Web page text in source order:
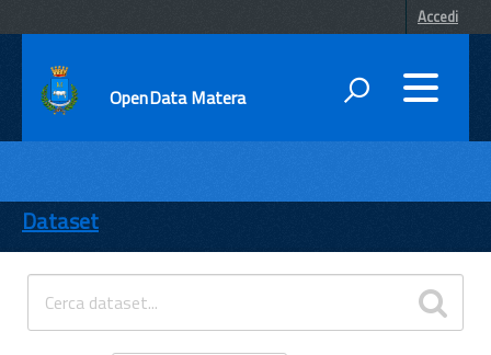
Accedi
OpenData Matera
ENTI
TEMI
INFORMAZIONI
Dataset